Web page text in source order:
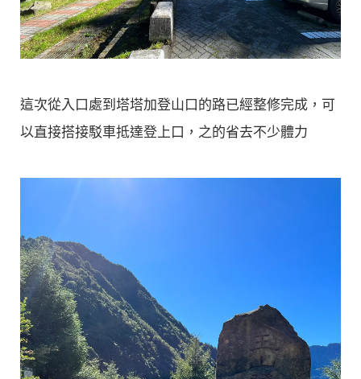
這次從入口處到塔塔加登山口的路已經整修完成，可
以直接搭接駁車抵達登上口，之的省去不少體力